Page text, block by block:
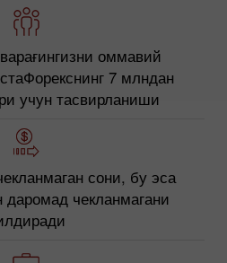
оммавий
7 млндан
учун тасвирланиши
сони, бу эса
чекланмагани